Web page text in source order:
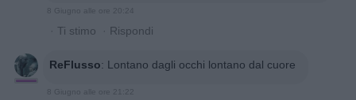
8 Giugno alle ore 20:24
· Ti stimo · Rispondi
ReFlusso: Lontano dagli occhi lontano dal cuore
8 Giugno alle ore 21:22